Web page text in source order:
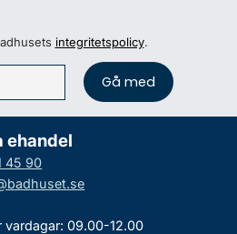
integritetspolicy.
ehandel
45 90
vardagar: 09.00-12.00